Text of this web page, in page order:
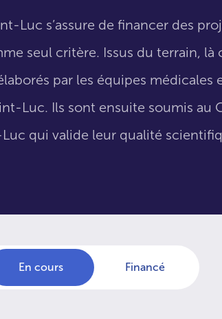
Luc s’assure de financer des
seul critère. Issus du terrain, là
par les équipes médicales
Luc. Ils sont ensuite soumis au
qui valide leur qualité
En cours Financé